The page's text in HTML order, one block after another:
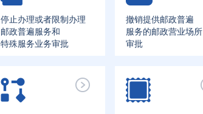
停止办理或者限制办理
邮政普遍服务和
特殊服务业务审批
撤销提供邮政普遍
服务的邮政营业场所
审批